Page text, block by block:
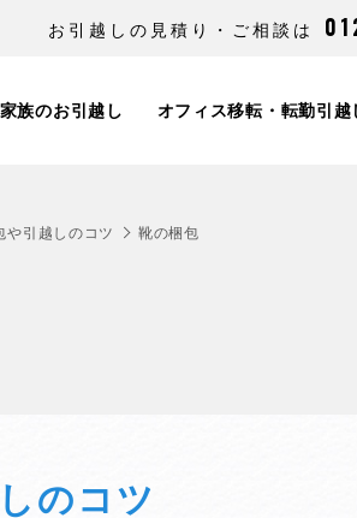
お引越しの見積り・ご相談は
家族のお引越し オフィス移転・転勤引越
や引越しのコツ 靴の梱包
のコツ